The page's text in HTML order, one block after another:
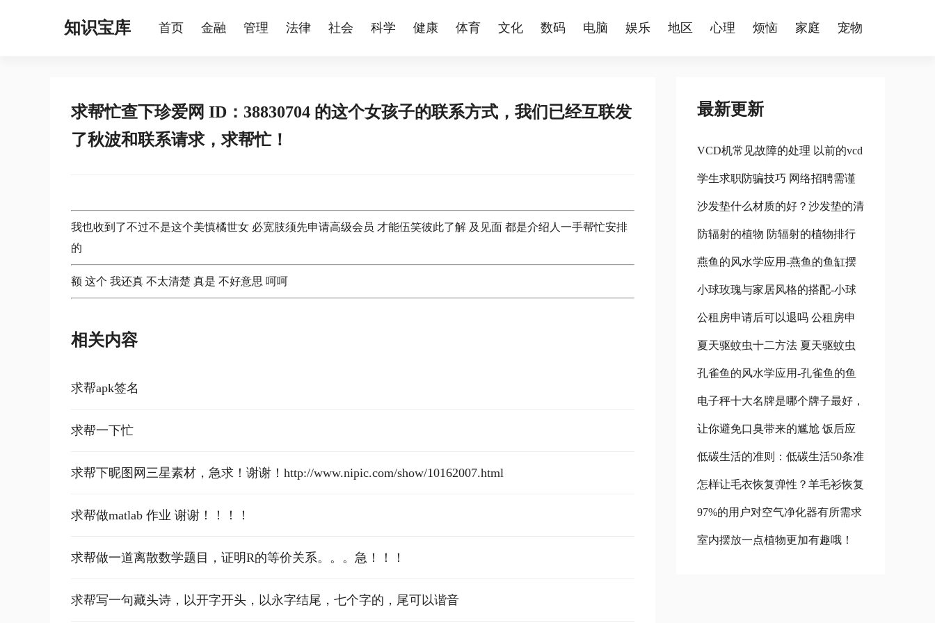
知识宝库 首页 金融 管理 法律 社会 科学 健康 体育 文化 数码 电脑 娱乐 地区 心理 烦恼 家庭 宠物
求帮忙查下珍爱网 ID：38830704 的这个女孩子的联系方式，我们已经互联发
了秋波和联系请求，求帮忙！
我也收到了不过不是这个美慎橘世女 必宽肢须先申请高级会员 才能伍笑彼此了解 及见面 都是介绍人一手帮忙安排
的
额 这个 我还真 不太清楚 真是 不好意思 呵呵
相关内容
求帮apk签名
求帮一下忙
求帮下昵图网三星素材，急求！谢谢！http://www.nipic.com/show/10162007.html
求帮做matlab 作业 谢谢！！！！
求帮做一道离散数学题目，证明R的等价关系。。。急！！！
求帮写一句藏头诗，以开字开头，以永字结尾，七个字的，尾可以谐音
最新更新
VCD机常见故障的处理 以前的vcd
机怎么处理
学生求职防骗技巧 网络招聘需谨
慎 学生求职防骗技巧 网络招聘需
注意什么
沙发垫什么材质的好？沙发垫的清
洗方法 什么材质的沙发垫比较好
防辐射的植物 防辐射的植物排行
榜
燕鱼的风水学应用-燕鱼的鱼缸摆
放位置 燕鱼适合什么鱼缸
小球玫瑰与家居风格的搭配-小球
玫瑰的风水学应用 小球玫瑰怎么
养更好看
公租房申请后可以退吗 公租房申
请后对以后买房会有什么影响吗
公租房退租以后,还可以在申请吗?
夏天驱蚊虫十二方法 夏天驱蚊虫
十二方法图片
孔雀鱼的风水学应用-孔雀鱼的鱼
缸摆放位置 孔雀鱼的风水禁忌
电子秤十大名牌是哪个牌子最好，
中国名牌电子秤中国十大名牌电子
秤 人体电子秤十大名牌是哪个牌
子最好
让你避免口臭带来的尴尬 饭后应
怎样去除口腔蒜味葱味 饭后口臭
减轻
低碳生活的准则：低碳生活50条准
则 低碳生活10条
怎样让毛衣恢复弹性？羊毛衫恢复
弹性的方法 羊绒衫如何恢复弹性
97%的用户对空气净化器有所需求
受欢迎空气净化设备
室内摆放一点植物更加有趣哦！